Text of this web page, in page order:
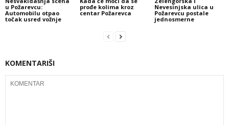
u Požarevcu:
Automobilu otpao
točak usred vožnje
prođe kolima kroz
centar Požarevca
Nevesinjska ulica u
Požarevcu postale
jednosmerne
KOMENTARIŠI